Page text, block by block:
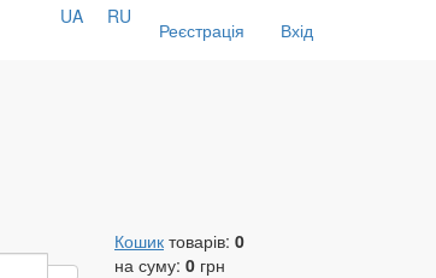
Реєстрація Вхід
UA RU
Кошик товарів: 0
на суму: 0 грн